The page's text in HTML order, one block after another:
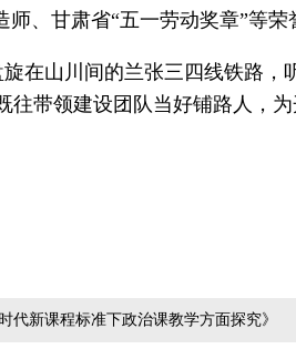
、甘肃省“五一劳动奖章”等荣
在山川间的兰张三四线铁路，
带领建设团队当好铺路人，
新课程标准下政治课教学方面探究》